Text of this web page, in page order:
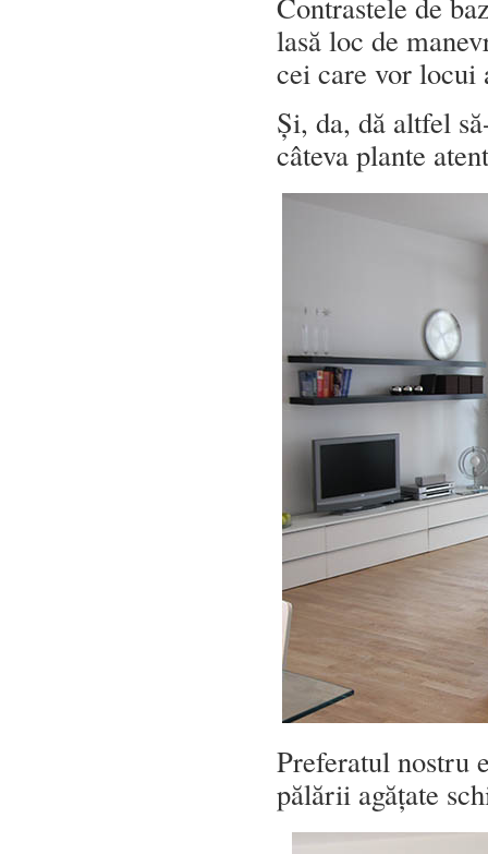
lasă loc de
cei care vor locui
Și, da, dă altfel
câteva plante
Preferatul nostru
pălării agățate